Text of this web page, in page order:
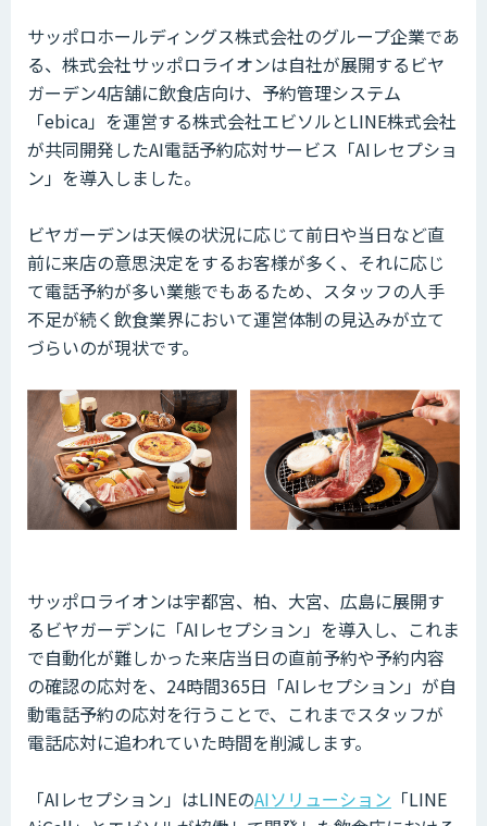
サッポロホールディングス株式会社のグループ企業であ
る、株式会社サッポロライオンは自社が展開するビヤ
ガーデン4店舗に飲食店向け、予約管理システム
「ebica」を運営する株式会社エビソルとLINE株式会社
が共同開発したAI電話予約応対サービス「AIレセプショ
ン」を導入しました。
ビヤガーデンは天候の状況に応じて前日や当日など直
前に来店の意思決定をするお客様が多く、それに応じ
て電話予約が多い業態でもあるため、スタッフの人手
不足が続く飲食業界において運営体制の見込みが立て
づらいのが現状です。
サッポロライオンは宇都宮、柏、大宮、広島に展開す
るビヤガーデンに「AIレセプション」を導入し、これま
で自動化が難しかった来店当日の直前予約や予約内容
の確認の応対を、24時間365日「AIレセプション」が自
動電話予約の応対を行うことで、これまでスタッフが
電話応対に追われていた時間を削減します。
「AIレセプション」はLINEのAIソリューション 「LINE